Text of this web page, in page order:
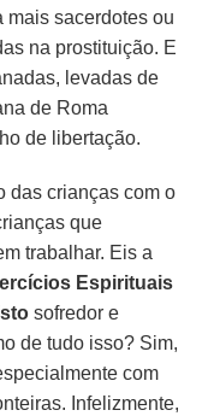
mais sacerdotes ou
na prostituição. E
levadas de
de Roma
de libertação.
das crianças com o
que
trabalhar. Eis a
Espirituais
sofredor e
de tudo isso? Sim,
com
Infelizmente,